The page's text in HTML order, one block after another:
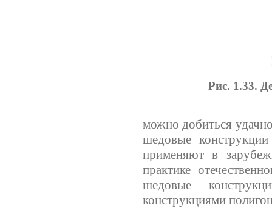
Рис. 1.33.
можно добиться
шедовые
применяют в
практике
шедовые
конструкциями